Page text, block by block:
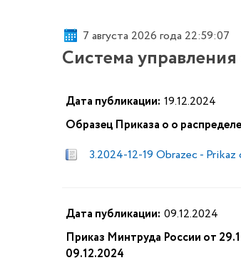
7 августа 2026 года 22:59:08
Система
Дата публикации: 19.12.2024
Образец Приказа о о
3.2024-12-19 Obrazec -
Дата публикации: 09.12.2024
Приказ Минтруда России от
09.12.2024